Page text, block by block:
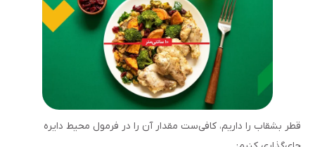
قطر بشقاب را داریم، کافی‌ست مقدار آن را در فرمول محیط دایره